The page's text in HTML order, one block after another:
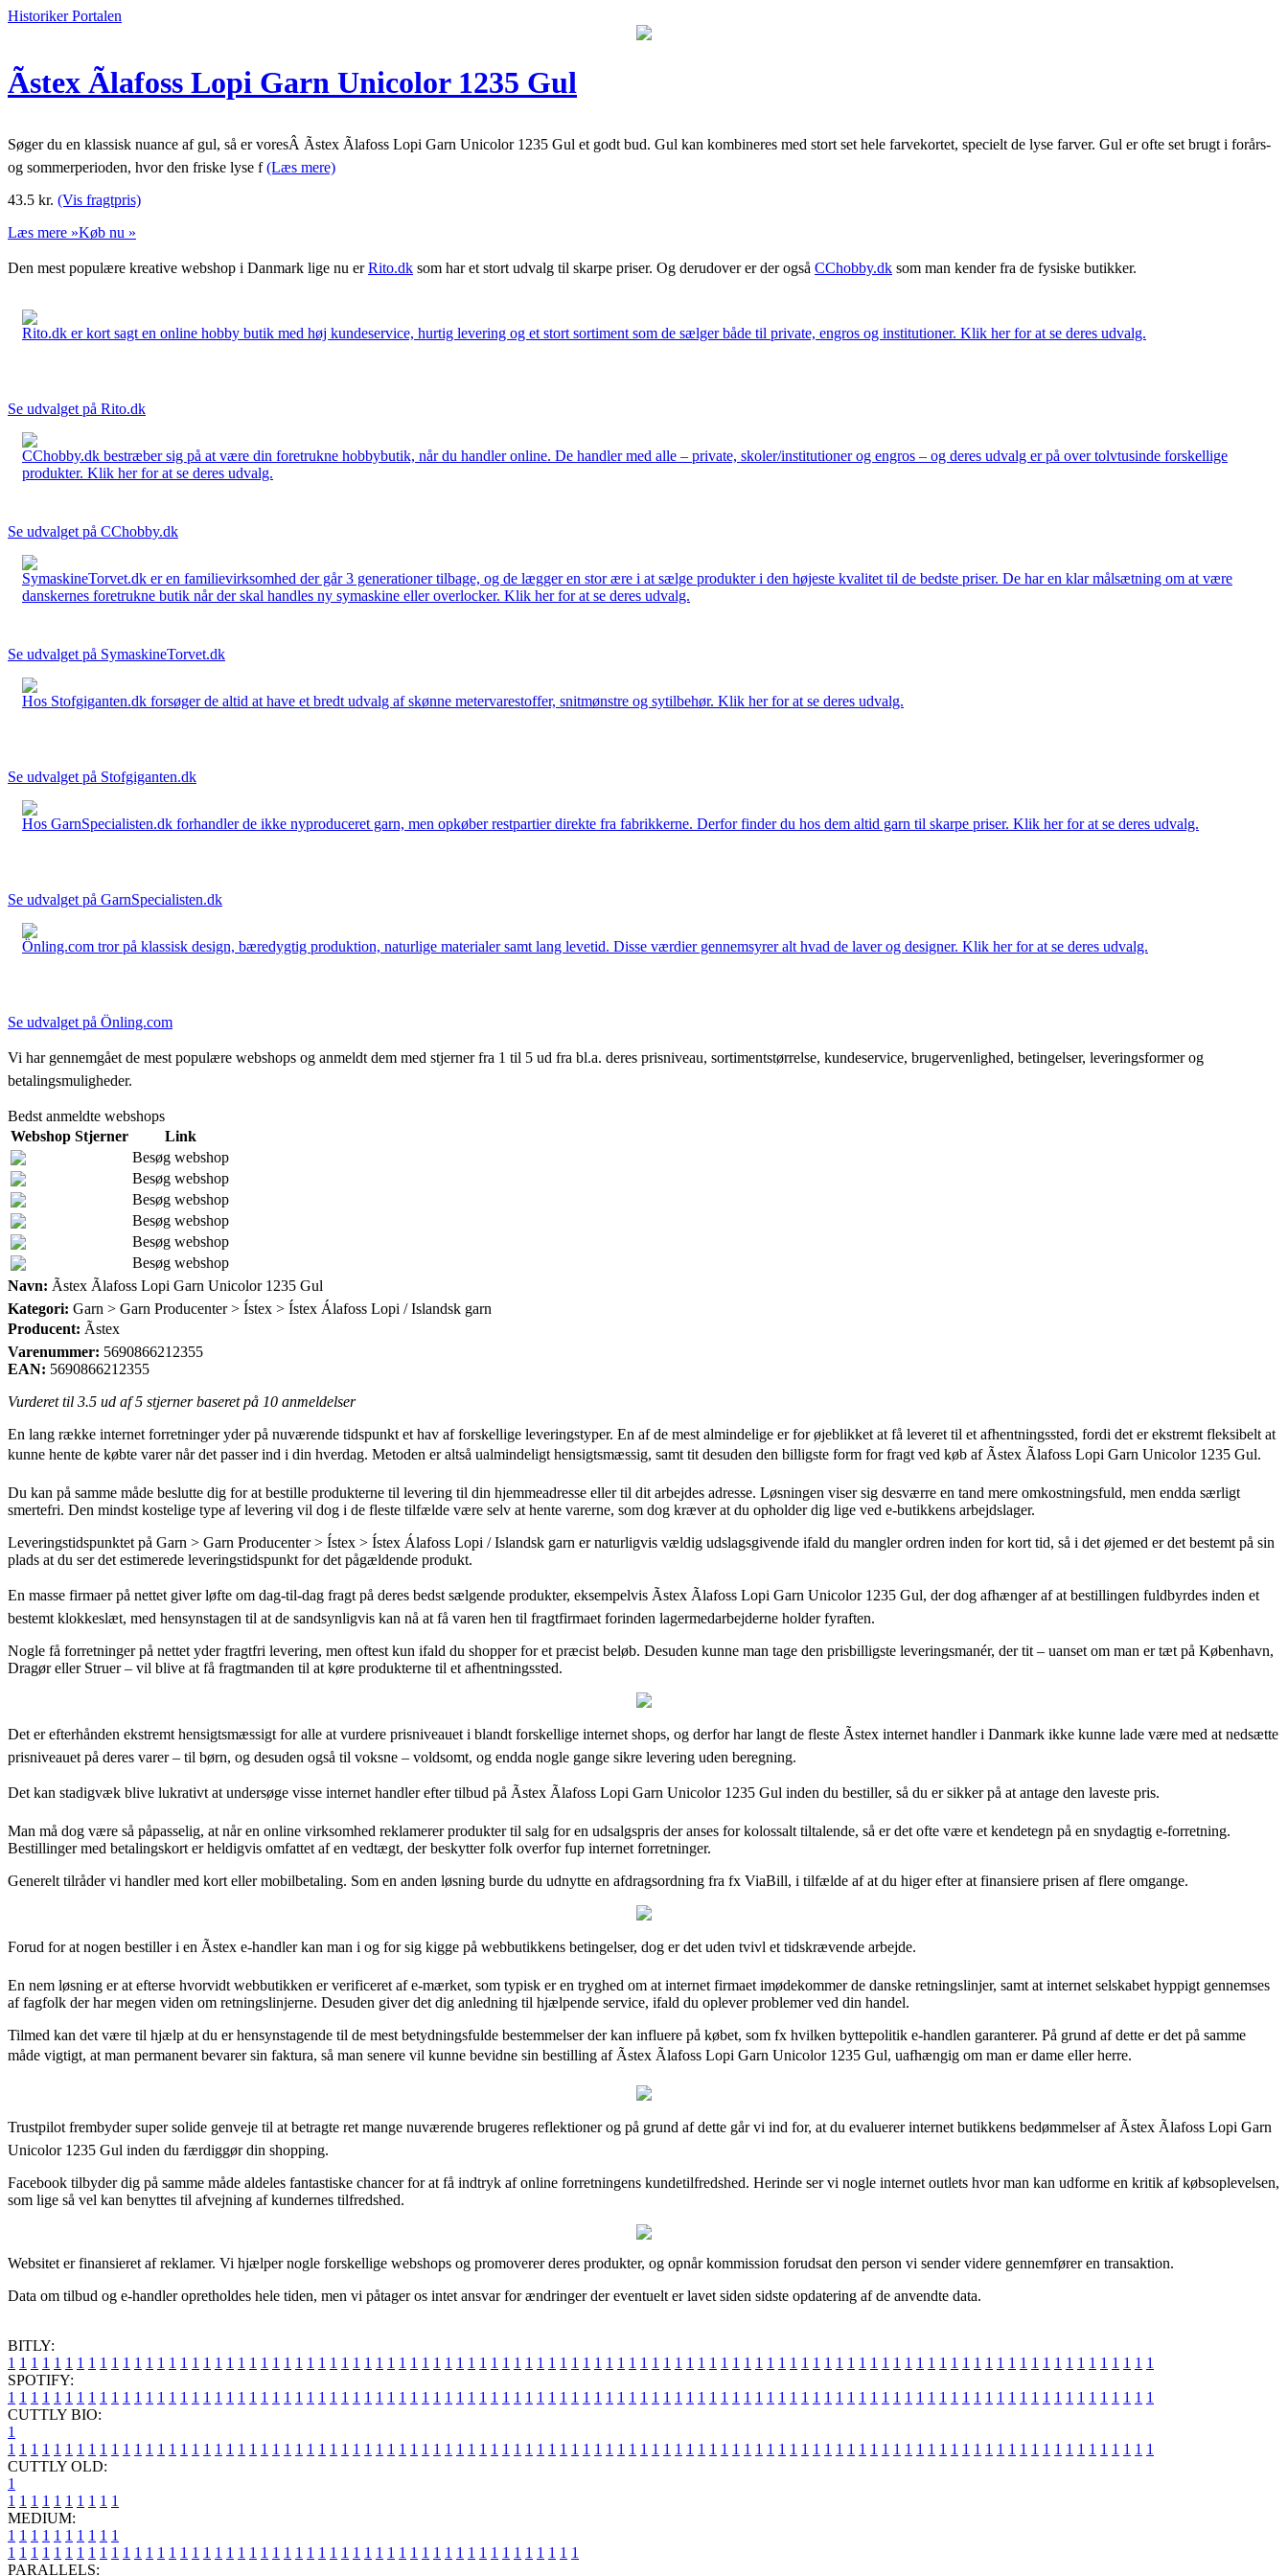
Historiker Portalen
Ãstex Ãlafoss Lopi Garn Unicolor 1235 Gul
Søger du en klassisk nuance af gul, så er voresÂ Ãstex Ãlafoss Lopi Garn Unicolor 1235 Gul et godt bud. Gul kan kombineres med stort set hele farvekortet, specielt de lyse farver. Gul er ofte set brugt i forårs-
og sommerperioden, hvor den friske lyse f(Læs mere)
43.5 kr. (Vis fragtpris)
Læs mere »Køb nu »
Den mest populære kreative webshop i Danmark lige nu erRito.dk som har et stort udvalg til skarpe priser. Og derudover er der også CChobby.dk som man kender fra de fysiske butikker.
Rito.dk er kort sagt en online hobby butik med høj kundeservice, hurtig levering og et stort sortiment som de sælger både til private, engros og institutioner. Klik her for at se deres udvalg.
Se udvalget på Rito.dk
CChobby.dk bestræber sig på at være din foretrukne hobbybutik, når du handler online. De handler med alle – private, skoler/institutioner og engros – og deres udvalg er på over tolvtusinde forskellige
produkter. Klik her for at se deres udvalg.
Se udvalget på CChobby.dk
SymaskineTorvet.dk er en familievirksomhed der går 3 generationer tilbage, og de lægger en stor ære i at sælge produkter i den højeste kvalitet til de bedste priser. De har en klar målsætning om at være
danskernes foretrukne butik når der skal handles ny symaskine eller overlocker. Klik her for at se deres udvalg.
Se udvalget på SymaskineTorvet.dk
Hos Stofgiganten.dk forsøger de altid at have et bredt udvalg af skønne metervarestoffer, snitmønstre og sytilbehør. Klik her for at se deres udvalg.
Se udvalget på Stofgiganten.dk
Hos GarnSpecialisten.dk forhandler de ikke nyproduceret garn, men opkøber restpartier direkte fra fabrikkerne. Derfor finder du hos dem altid garn til skarpe priser. Klik her for at se deres udvalg.
Se udvalget på GarnSpecialisten.dk
Önling.com tror på klassisk design, bæredygtig produktion, naturlige materialer samt lang levetid. Disse værdier gennemsyrer alt hvad de laver og designer. Klik her for at se deres udvalg.
Se udvalget på Önling.com
Vi har gennemgået de mest populære webshops og anmeldt dem med stjerner fra 1 til 5 ud fra bl.a. deres prisniveau, sortimentstørrelse, kundeservice, brugervenlighed, betingelser, leveringsformer og
betalingsmuligheder.
Bedst anmeldte webshops
Webshop Stjerner
Link
Besøg webshop
Besøg webshop
Besøg webshop
Besøg webshop
Besøg webshop
Besøg webshop
Navn: Ãstex Ãlafoss Lopi Garn Unicolor 1235 Gul
Kategori: Garn > Garn Producenter > Ístex > Ístex Álafoss Lopi / Islandsk garn
Producent: Ãstex
Varenummer: 5690866212355
EAN: 5690866212355
Vurderet til 3.5 ud af 5 stjerner baseret på 10 anmeldelser
En lang række internet forretninger yder på nuværende tidspunkt et hav af forskellige leveringstyper. En af de mest almindelige er for øjeblikket at få leveret til et afhentningssted, fordi det er ekstremt fleksibelt at
kunne hente de købte varer når det passer ind i din hverdag. Metoden er altså ualmindeligt hensigtsmæssig, samt tit desuden den billigste form for fragt ved køb af Ãstex Ãlafoss Lopi Garn Unicolor 1235 Gul.
Du kan på samme måde beslutte dig for at bestille produkterne til levering til din hjemmeadresse eller til dit arbejdes adresse. Løsningen viser sig desværre en tand mere omkostningsfuld, men endda særligt
smertefri. Den mindst kostelige type af levering vil dog i de fleste tilfælde være selv at hente varerne, som dog kræver at du opholder dig lige ved e-butikkens arbejdslager.
Leveringstidspunktet på Garn > Garn Producenter > Ístex > Ístex Álafoss Lopi / Islandsk garn er naturligvis vældig udslagsgivende ifald du mangler ordren inden for kort tid, så i det øjemed er det bestemt på sin
plads at du ser det estimerede leveringstidspunkt for det pågældende produkt.
En masse firmaer på nettet giver løfte om dag-til-dag fragt på deres bedst sælgende produkter, eksempelvis Ãstex Ãlafoss Lopi Garn Unicolor 1235 Gul, der dog afhænger af at bestillingen fuldbyrdes inden et
bestemt klokkeslæt, med hensynstagen til at de sandsynligvis kan nå at få varen hen til fragtfirmaet forinden lagermedarbejderne holder fyraften.
Nogle få forretninger på nettet yder fragtfri levering, men oftest kun ifald du shopper for et præcist beløb. Desuden kunne man tage den prisbilligste leveringsmanér, der tit – uanset om man er tæt på København,
Dragør eller Struer – vil blive at få fragtmanden til at køre produkterne til et afhentningssted.
Det er efterhånden ekstremt hensigtsmæssigt for alle at vurdere prisniveauet i blandt forskellige internet shops, og derfor har langt de fleste Ãstex internet handler i Danmark ikke kunne lade være med at nedsætte
prisniveauet på deres varer – til børn, og desuden også til voksne – voldsomt, og endda nogle gange sikre levering uden beregning.
Det kan stadigvæk blive lukrativt at undersøge visse internet handler efter tilbud på Ãstex Ãlafoss Lopi Garn Unicolor 1235 Gul inden du bestiller, så du er sikker på at antage den laveste pris.
Man må dog være så påpasselig, at når en online virksomhed reklamerer produkter til salg for en udsalgspris der anses for kolossalt tiltalende, så er det ofte være et kendetegn på en snydagtig e-forretning.
Bestillinger med betalingskort er heldigvis omfattet af en vedtægt, der beskytter folk overfor fup internet forretninger.
Generelt tilråder vi handler med kort eller mobilbetaling. Som en anden løsning burde du udnytte en afdragsordning fra fx ViaBill, i tilfælde af at du higer efter at finansiere prisen af flere omgange.
Forud for at nogen bestiller i en Ãstex e-handler kan man i og for sig kigge på webbutikkens betingelser, dog er det uden tvivl et tidskrævende arbejde.
En nem løsning er at efterse hvorvidt webbutikken er verificeret af e-mærket, som typisk er en tryghed om at internet firmaet imødekommer de danske retningslinjer, samt at internet selskabet hyppigt gennemses
af fagfolk der har megen viden om retningslinjerne. Desuden giver det dig anledning til hjælpende service, ifald du oplever problemer ved din handel.
Tilmed kan det være til hjælp at du er hensynstagende til de mest betydningsfulde bestemmelser der kan influere på købet, som fx hvilken byttepolitik e-handlen garanterer. På grund af dette er det på samme
måde vigtigt, at man permanent bevarer sin faktura, så man senere vil kunne bevidne sin bestilling af Ãstex Ãlafoss Lopi Garn Unicolor 1235 Gul, uafhængig om man er dame eller herre.
Trustpilot frembyder super solide genveje til at betragte ret mange nuværende brugeres reflektioner og på grund af dette går vi ind for, at du evaluerer internet butikkens bedømmelser af Ãstex Ãlafoss Lopi Garn
Unicolor 1235 Gul inden du færdiggør din shopping.
Facebook tilbyder dig på samme måde aldeles fantastiske chancer for at få indtryk af online forretningens kundetilfredshed. Herinde ser vi nogle internet outlets hvor man kan udforme en kritik af købsoplevelsen,
som lige så vel kan benyttes til afvejning af kundernes tilfredshed.
Websitet er finansieret af reklamer. Vi hjælper nogle forskellige webshops og promoverer deres produkter, og opnår kommission forudsat den person vi sender videre gennemfører en transaktion.
Data om tilbud og e-handler opretholdes hele tiden, men vi påtager os intet ansvar for ændringer der eventuelt er lavet siden sidste opdatering af de anvendte data.
BITLY:
1 1 1 1 1 1 1 1 1 1 1 1 1 1 1 1 1 1 1 1 1 1 1 1 1 1 1 1 1 1 1 1 1 1 1 1 1 1 1 1 1 1 1 1 1 1 1 1 1 1 1 1 1 1 1 1 1 1 1 1 1 1 1 1 1 1 1 1 1 1 1 1 1 1 1 1 1 1 1 1 1 1 1 1 1 1 1 1 1 1 1 1 1 1 1 1 1 1 1 1
SPOTIFY:
1 1 1 1 1 1 1 1 1 1 1 1 1 1 1 1 1 1 1 1 1 1 1 1 1 1 1 1 1 1 1 1 1 1 1 1 1 1 1 1 1 1 1 1 1 1 1 1 1 1 1 1 1 1 1 1 1 1 1 1 1 1 1 1 1 1 1 1 1 1 1 1 1 1 1 1 1 1 1 1 1 1 1 1 1 1 1 1 1 1 1 1 1 1 1 1 1 1 1 1
CUTTLY BIO:
1
1 1 1 1 1 1 1 1 1 1 1 1 1 1 1 1 1 1 1 1 1 1 1 1 1 1 1 1 1 1 1 1 1 1 1 1 1 1 1 1 1 1 1 1 1 1 1 1 1 1 1 1 1 1 1 1 1 1 1 1 1 1 1 1 1 1 1 1 1 1 1 1 1 1 1 1 1 1 1 1 1 1 1 1 1 1 1 1 1 1 1 1 1 1 1 1 1 1 1 1
CUTTLY OLD:
1
1 1 1 1 1 1 1 1 1 1
MEDIUM:
1 1 1 1 1 1 1 1 1 1
1 1 1 1 1 1 1 1 1 1 1 1 1 1 1 1 1 1 1 1 1 1 1 1 1 1 1 1 1 1 1 1 1 1 1 1 1 1 1 1 1 1 1 1 1 1 1 1 1 1
PARALLELS: